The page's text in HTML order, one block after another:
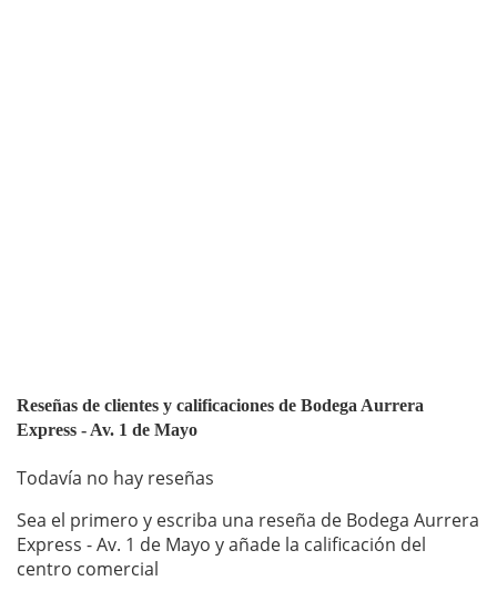
Reseñas de clientes y calificaciones de Bodega Aurrera
Express - Av. 1 de Mayo
Todavía no hay reseñas
Sea el primero y escriba una reseña de Bodega Aurrera
Express - Av. 1 de Mayo y añade la calificación del
centro comercial